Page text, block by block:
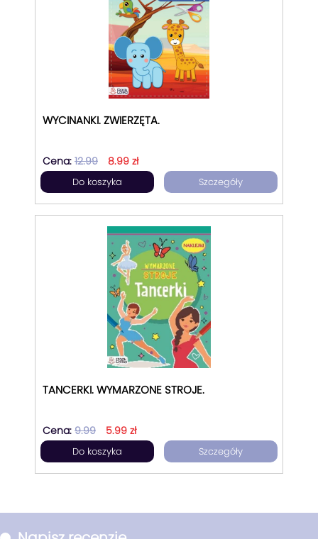
WYCINANKI. ZWIERZĘTA.
Cena: 12.99 8.99 zł
Do koszyka Szczegóły
TANCERKI. WYMARZONE STROJE.
Cena: 9.99 5.99 zł
Do koszyka Szczegóły